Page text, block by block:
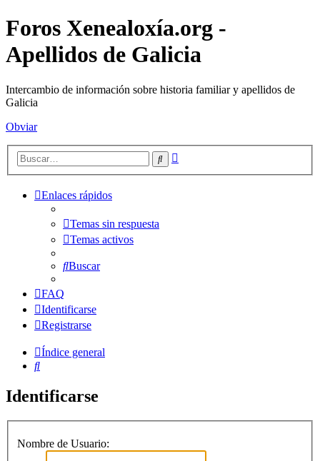
Foros Xenealoxía.org -
Apellidos de Galicia
Intercambio de información sobre historia familiar y apellidos de
Galicia
Obviar
Buscar
Enlaces rápidos
Temas sin respuesta
Temas activos
Buscar
FAQ
Identificarse
Registrarse
Índice general
Buscar
Identificarse
Nombre de Usuario: